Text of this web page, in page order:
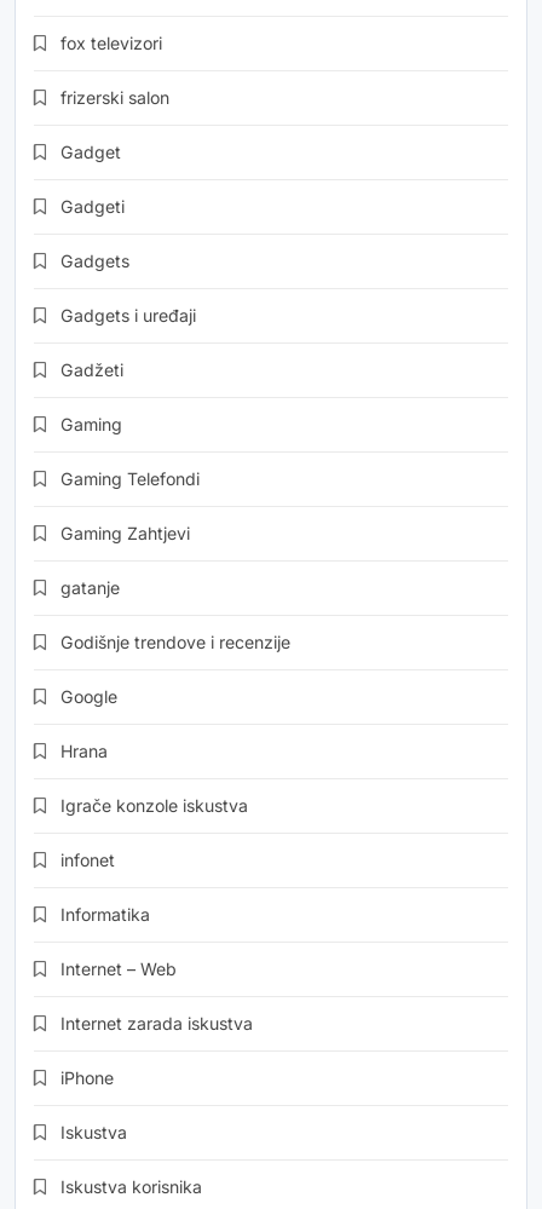
fox televizori
frizerski salon
Gadget
Gadgeti
Gadgets
Gadgets i uređaji
Gadžeti
Gaming
Gaming Telefondi
Gaming Zahtjevi
gatanje
Godišnje trendove i recenzije
Google
Hrana
Igrače konzole iskustva
infonet
Informatika
Internet – Web
Internet zarada iskustva
iPhone
Iskustva
Iskustva korisnika